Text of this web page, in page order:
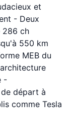
et
- Deux
286 ch
550 km
MEB du
-
départ à
comme Tesla